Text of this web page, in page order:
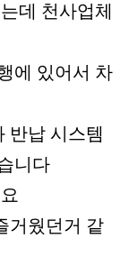
데 천사업체
에 있어서 차
반납 시스템
니다
거웠던거 같